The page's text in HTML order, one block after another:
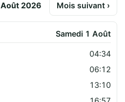
Août 2026 Mois suivant ›
Samedi 1 Août
04:34
06:12
13:10